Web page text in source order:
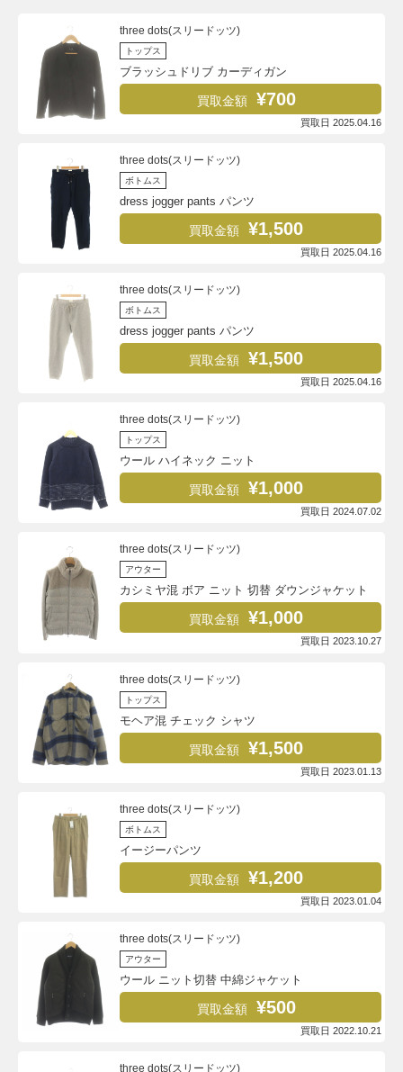
three dots(スリードッツ)
トップス
ブラッシュドリブ カーディガン
買取金額 ¥700
買取日 2025.04.16
three dots(スリードッツ)
ボトムス
dress jogger pants パンツ
買取金額 ¥1,500
買取日 2025.04.16
three dots(スリードッツ)
ボトムス
dress jogger pants パンツ
買取金額 ¥1,500
買取日 2025.04.16
three dots(スリードッツ)
トップス
ウール ハイネック ニット
買取金額 ¥1,000
買取日 2024.07.02
three dots(スリードッツ)
アウター
カシミヤ混 ボア ニット 切替 ダウンジャケット
買取金額 ¥1,000
買取日 2023.10.27
three dots(スリードッツ)
トップス
モヘア混 チェック シャツ
買取金額 ¥1,500
買取日 2023.01.13
three dots(スリードッツ)
ボトムス
イージーパンツ
買取金額 ¥1,200
買取日 2023.01.04
three dots(スリードッツ)
アウター
ウール ニット切替 中綿ジャケット
買取金額 ¥500
買取日 2022.10.21
three dots(スリードッツ)